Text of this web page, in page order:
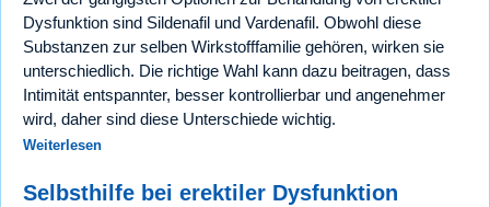
Dysfunktion sind Sildenafil und Vardenafil. Obwohl diese
Substanzen zur selben Wirkstofffamilie gehören, wirken sie
unterschiedlich. Die richtige Wahl kann dazu beitragen, dass
Intimität entspannter, besser kontrollierbar und angenehmer
wird, daher sind diese Unterschiede wichtig.
Weiterlesen
Selbsthilfe bei erektiler Dysfunktion